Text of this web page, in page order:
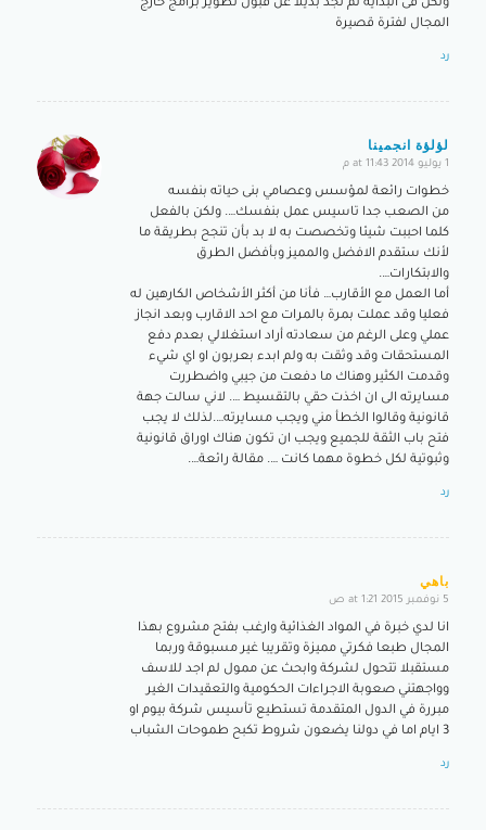
ولكن فى البداية لم نجد بديلا عن قبول تطوير برامج خارج
المجال لفترة قصيرة
رد
لؤلؤة انجمينا
says:
1 يوليو 2014 at 11:43 م
خطوات رائعة لمؤسس وعصامي بنى حياته بنفسه
من الصعب جدا تاسيس عمل بنفسك…. ولكن بالفعل
كلما احببت شيئا وتخصصت به لا بد بأن تنجح بطريقة ما
لأنك ستقدم الافضل والمميز وبأفضل الطرق
والابتكارات….
أما العمل مع الأقارب… فأنا من أكثر الأشخاص الكارهين له
فعليا وقد عملت بمرة بالمرات مع احد الاقارب وبعد انجاز
عملي وعلى الرغم من سعادته أراد استغلالي بعدم دفع
المستحقات وقد وثقت به ولم ابدء بعربون او اي شيء
وقدمت الكثير وهناك ما دفعت من جيبي واضطررت
مسايرته الى ان اخذت حقي بالتقسيط …. لاني سالت جهة
قانونية وقالوا الخطأ مني ويجب مسايرته….لذلك لا يجب
فتح باب الثقة للجميع ويجب ان تكون هناك اوراق قانونية
وثبوتية لكل خطوة مهما كانت …. مقالة رائعة….
رد
باهي
says:
5 نوفمبر 2015 at 1:21 ص
انا لدي خبرة في المواد الغذائية وارغب بفتح مشروع بهذا
المجال طبعا فكرتي مميزة وتقريبا غير مسبوقة وربما
مستقبلا تتحول لشركة وابحث عن ممول لم اجد للاسف
وواجهتني صعوبة الاجراءات الحكومية والتعقيدات الغير
مبررة في الدول المتقدمة تستطيع تأسيس شركة بيوم او
3 ايام اما في دولنا يضعون شروط تكبح طموحات الشباب
رد